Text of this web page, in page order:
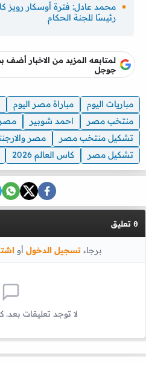
محمد عادل: فترة أوسكار رويز
رئيسًا للجنة الحكام
لمتابعه المزيد من الاخبار
جوجل
مباريات اليوم مباراة مصر اليوم
منتخب مصر
احمد شوبير مصر
تشكيل منتخب مصر
مصر
تشكيل مصر
كاس العالم 2026
0 تعليق
برجاءتسجيل الدخول أو
لا توجد تعليقات